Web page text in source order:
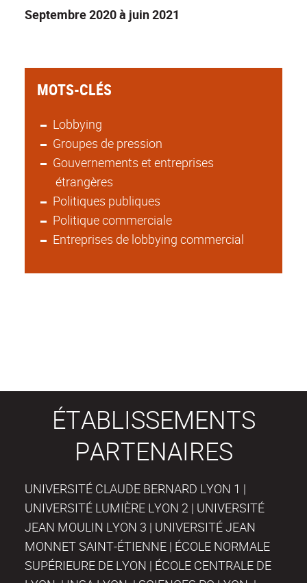
Septembre 2020 à juin 2021
MOTS-CLÉS
Lobbying
Groupes de pression
Gouvernements et entreprises
étrangères
Politiques publiques
Politique commerciale
Entreprises de lobbying commercial
ÉTABLISSEMENTS
PARTENAIRES
UNIVERSITÉ CLAUDE BERNARD LYON 1 |
UNIVERSITÉ LUMIÈRE LYON 2 | UNIVERSITÉ
JEAN MOULIN LYON 3 | UNIVERSITÉ JEAN
MONNET SAINT-ÉTIENNE | ÉCOLE NORMALE
SUPÉRIEURE DE LYON | ÉCOLE CENTRALE DE